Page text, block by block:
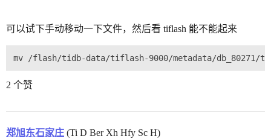
可以试下手动移动一下文件，然后看 tiflash 能不能起来
2 个赞
郑旭东石家庄 (Ti D Ber Xh Hfy Sc H)